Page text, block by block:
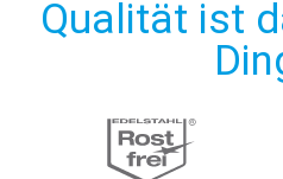
Qualität ist